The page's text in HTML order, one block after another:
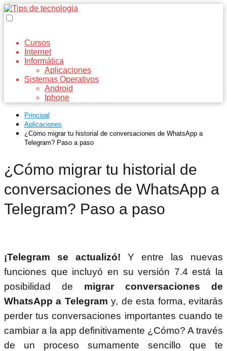
Cursos
Internet
Informática
Aplicaciones
Sistemas Operativos
Android
Iphone
Principal
Aplicaciones
¿Cómo migrar tu historial de conversaciones de WhatsApp a
Telegram? Paso a paso
¿Cómo migrar tu historial de
conversaciones de WhatsApp a
Telegram? Paso a paso
¡Telegram se actualizó! Y entre las nuevas
funciones que incluyó en su versión 7.4 está la
posibilidad de migrar conversaciones de
WhatsApp a Telegram y, de esta forma, evitarás
perder tus conversaciones importantes cuando te
cambiar a la app definitivamente ¿Cómo? A través
de un proceso sumamente sencillo que te